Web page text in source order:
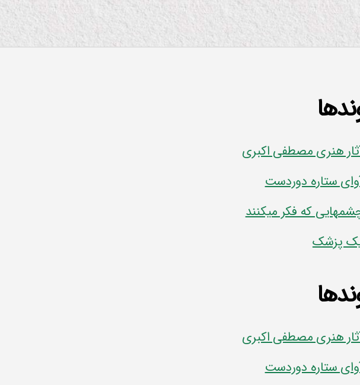
هنری مصطفی اکبری
ستاره دوردست
که فکر میکنند
پزشک
هنری مصطفی اکبری
ستاره دوردست